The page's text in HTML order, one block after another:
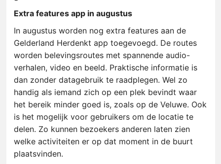
Extra features app in augustus
In augustus worden nog extra features aan de
Gelderland Herdenkt app toegevoegd. De routes
worden belevingsroutes met spannende audio-
verhalen, video en beeld. Praktische informatie is
dan zonder datagebruik te raadplegen. Wel zo
handig als iemand zich op een plek bevindt waar
het bereik minder goed is, zoals op de Veluwe. Ook
is het mogelijk voor gebruikers om de locatie te
delen. Zo kunnen bezoekers anderen laten zien
welke activiteiten er op dat moment in de buurt
plaatsvinden.